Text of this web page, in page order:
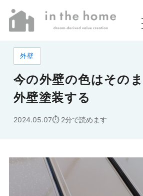
ホーム» 今の外壁の色はそのままにして、外壁
外壁
今の外壁の色はその
外壁塗装する
2024.05.07 2分で読めます